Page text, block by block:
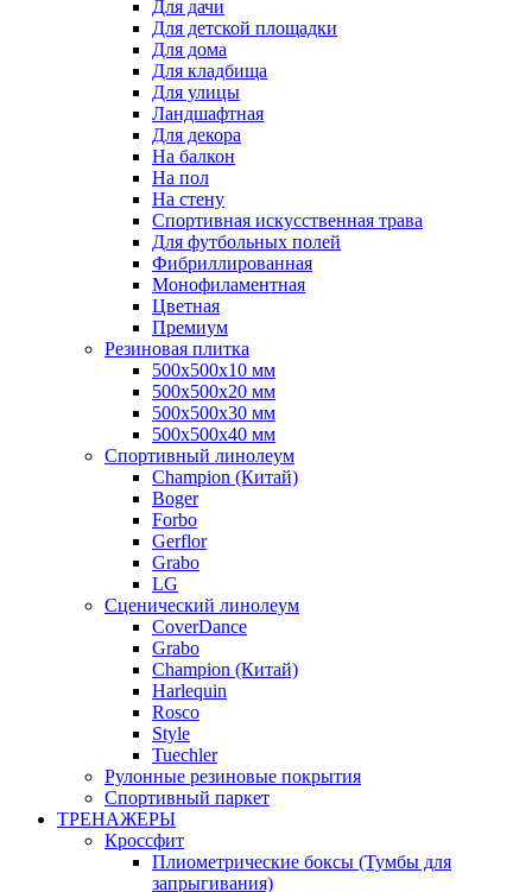
Для дачи
Для детской площадки
Для дома
Для кладбища
Для улицы
Ландшафтная
Для декора
На балкон
На пол
На стену
Спортивная искусственная трава
Для футбольных полей
Фибриллированная
Монофиламентная
Цветная
Премиум
Резиновая плитка
500х500х10 мм
500х500х20 мм
500х500х30 мм
500х500х40 мм
Спортивный линолеум
Champion (Китай)
Boger
Forbo
Gerflor
Grabo
LG
Сценический линолеум
CoverDance
Grabo
Champion (Китай)
Harlequin
Rosco
Style
Tuechler
Рулонные резиновые покрытия
Спортивный паркет
ТРЕНАЖЕРЫ
Кроссфит
Плиометрические боксы (Тумбы для
запрыгивания)